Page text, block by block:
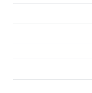
ועוד